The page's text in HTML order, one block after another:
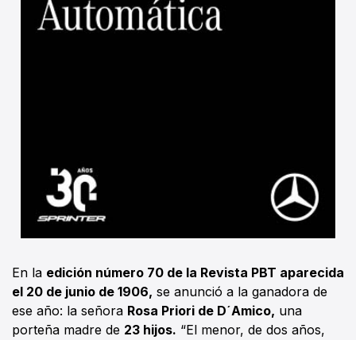
En la edición número 70 de la Revista PBT aparecida
el 20 de junio de 1906, se anunció a la ganadora de
ese año: la señora Rosa Priori de D´Amico, una
porteña madre de 23 hijos. “El menor, de dos años,